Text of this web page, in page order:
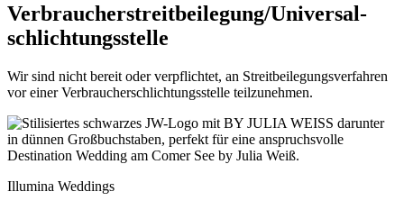
Verbraucher­streit­beilegung/Universal­
schlichtungs­stelle
Wir sind nicht bereit oder verpflichtet, an Streitbeilegungsverfahren
vor einer Verbraucherschlichtungsstelle teilzunehmen.
Illumina Weddings